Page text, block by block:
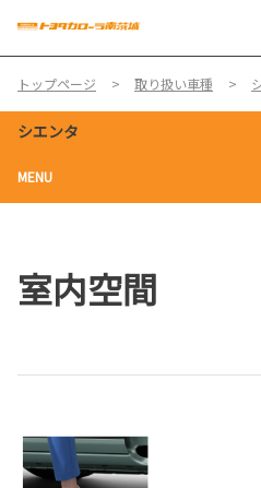
トップページ 取り扱い車種
シエンタ
MENU
室内空間